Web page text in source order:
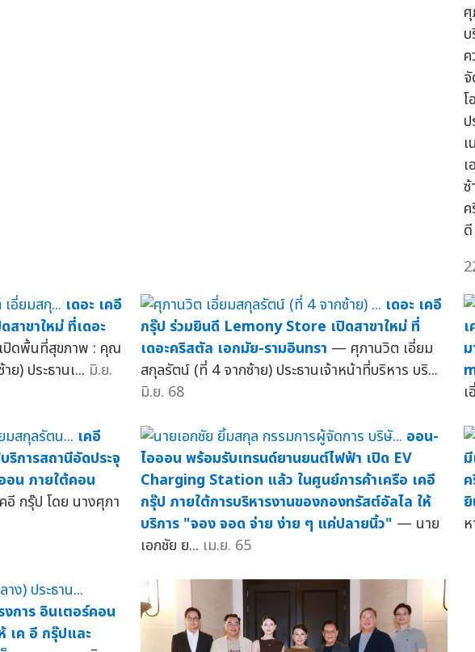
ดี
เดอะ เคอี
าขาใหม่ ที่เดอะ
ดพื้นที่สุขภาพ : คุณ
) ประธานเ... มิ.ย.
เดอะ เคอี
กรุ๊ป ร่วมยินดี Lemony Store เปิดสาขาใหม่ ที่
เดอะคริสตัล เอกมัย-รามอินทรา — ศุภานวิต เอี่ยม
สกุลรัตน์ (ที่ 4 จากซ้าย) ประธานเจ้าหน้าที่บริหาร บริ...
มิ.ย. 68
เคอี
การสถานีอัดประจุ
อน ภายใต้คอน
กรุ๊ป โดย นางศุภา
ออน-
ไอออน พร้อมรับเทรนด์ยานยนต์ไฟฟ้า เปิด EV
Charging Station แล้ว ในศูนย์การค้าเครือ เคอี
กรุ๊ป ภายใต้การบริหารงานของกองทรัสต์อัลไล ให้
บริการ "จอง จอด จ่าย ง่าย ๆ แค่ปลายนิ้ว" — นาย
เอกชัย ย... เม.ย. 65
การ อินเตอร์คอน
เค อี กรุ๊ปและ